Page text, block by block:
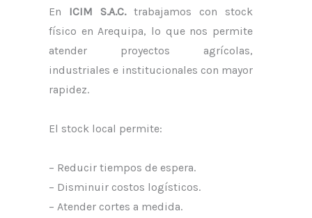
En ICIM S.A.C.trabajamos con stock
físico en Arequipa, lo que nos permite
atender proyectos agrícolas,
industriales e institucionales con mayor
rapidez.
El stock local permite:
– Reducir tiempos de espera.
– Disminuir costos logísticos.
– Atender cortes a medida.